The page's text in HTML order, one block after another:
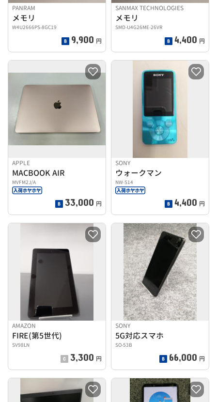
PANRAM
メモリ
W4U2666PS-8GC19
9,900 円
SANMAX TECHNOLOGIES
メモリ
SMD-U4G26ME-26VR
4,400 円
APPLE
MACBOOK AIR
MVFM2J/A
33,000 円
SONY
ウォークマン
NW-S14
4,400 円
AMAZON
FIRE(第5世代)
SV98LN
3,300 円
SONY
5G対応スマホ
SO-53B
66,000 円